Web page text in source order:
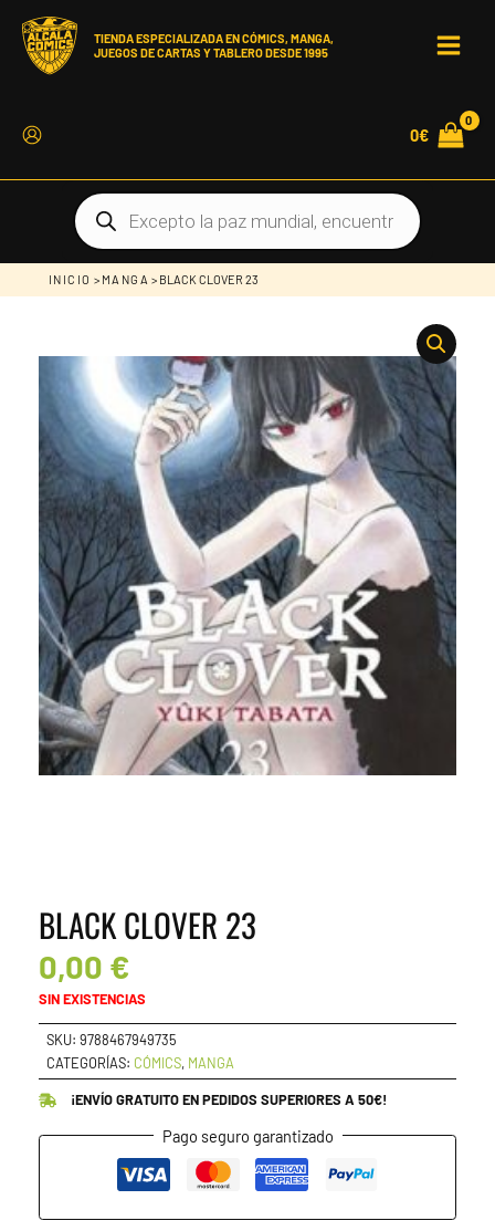
contenido
TIENDA ESPECIALIZADA EN CÓMICS, MANGA,
JUEGOS DE CARTAS Y TABLERO DESDE 1995
MAIN
0€
Búsqueda
de
productos
INICIO > MANGA > BLACK CLOVER 23
BLACK CLOVER 23
0,00 €
SIN EXISTENCIAS
SKU: 9788467949735
CATEGORÍAS: CÓMICS, MANGA
¡ENVÍO GRATUITO EN PEDIDOS SUPERIORES A 50€!
Pago seguro garantizado